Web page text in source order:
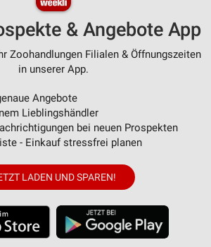
& Angebote App
Zoohandlungen Filialen & Öffnungszeiten
in unserer App.
Angebote
Lieblingshändler
bei neuen Prospekten
- Einkauf stressfrei planen
LADEN UND SPAREN!